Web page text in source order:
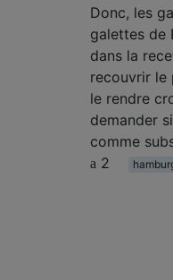
Donc, les
galettes de
dans la
recouvrir le
le rendre
demander
comme
2